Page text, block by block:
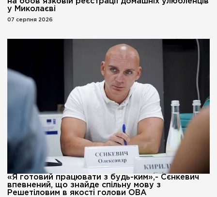
у Миколаєві
07 серпня 2026
«Я готовий працювати з будь-ким»,- Сєнкевич
впевнений, що знайде спільну мову з
Решетіловим в якості голови ОВА